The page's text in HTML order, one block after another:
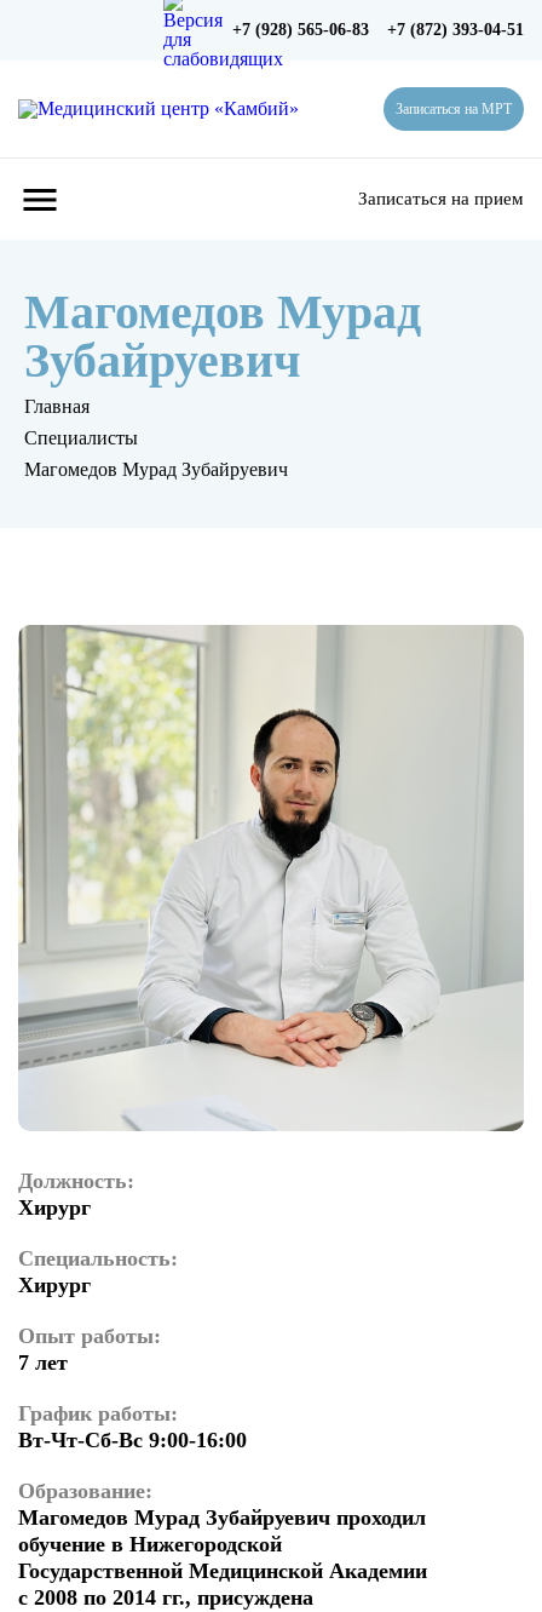
+7 (928) 565-06-83 +7 (872) 393-04-51
Записаться на МРТ
menu Записаться на прием
Магомедов Мурад
Зубайруевич
Главная
Специалисты
Магомедов Мурад Зубайруевич
Должность:
Хирург
Специальность:
Хирург
Опыт работы:
7 лет
График работы:
Вт-Чт-Сб-Вс 9:00-16:00
Образование:
Магомедов Мурад Зубайруевич проходил
обучение в Нижегородской
Государственной Медицинской Академии
с 2008 по 2014 гг., присуждена